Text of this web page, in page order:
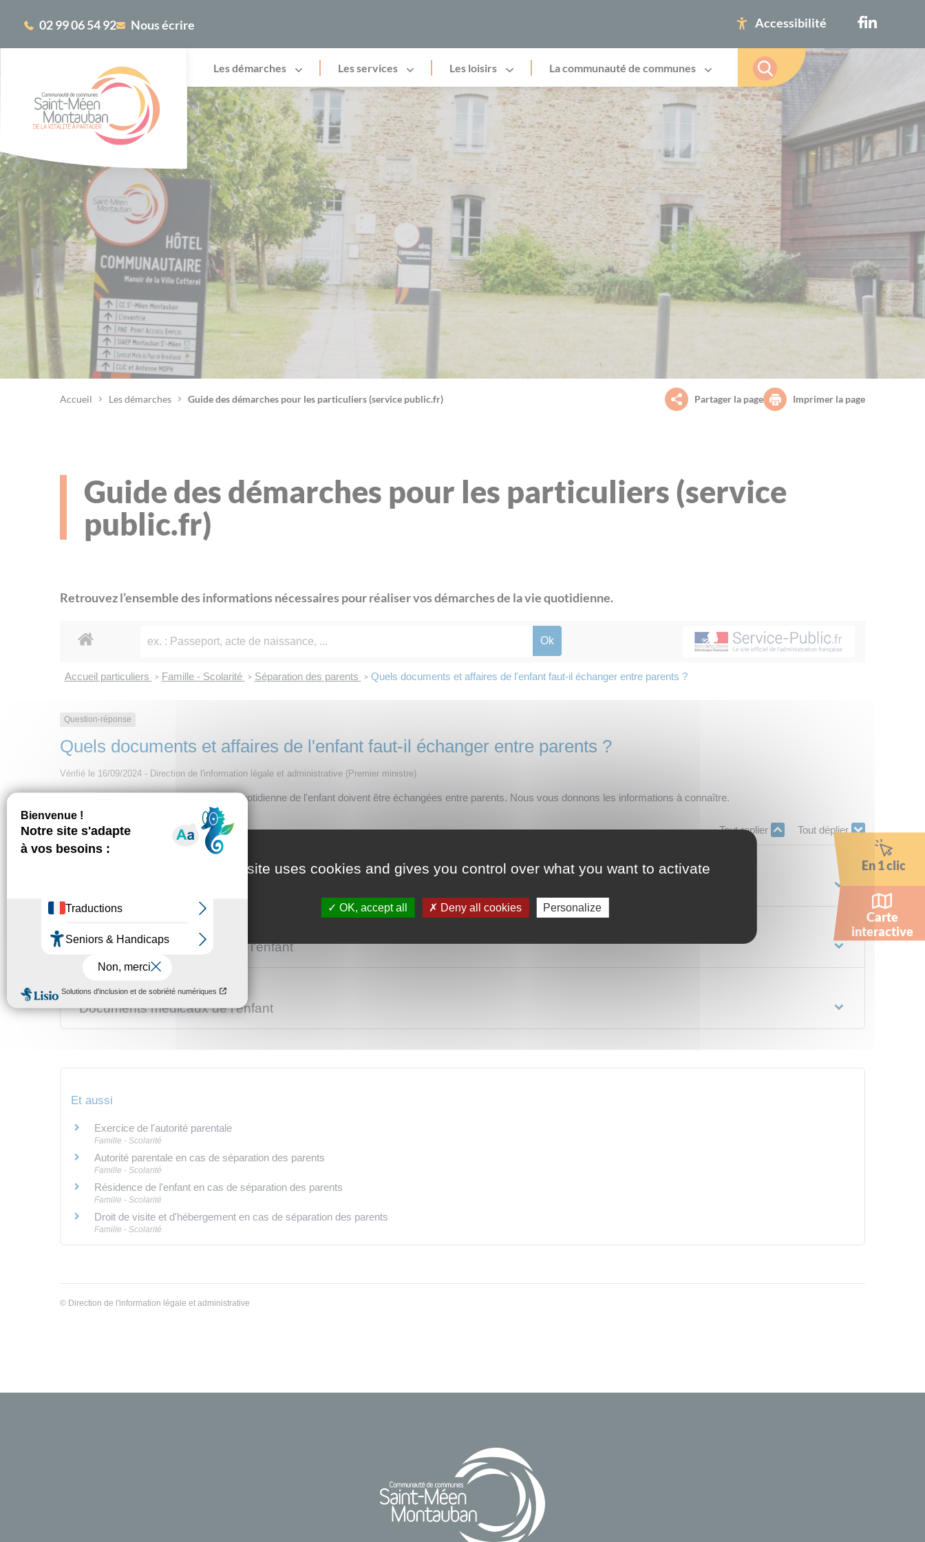
02 99 06 54 92 Nous écrire Accessibilité
Les démarches Les services Les loisirs La communauté de communes
Accueil Les démarches Guide des démarches pour les particuliers (service public.fr) Partager la page Imprimer la page
Guide des démarches pour les particuliers (service
public.fr)
Retrouvez l’ensemble des informations nécessaires pour réaliser vos démarches de la vie quotidienne.
Accueil particuliers > Famille - Scolarité > Séparation des parents > Quels documents et affaires de l'enfant faut-il échanger entre parents ?
Question-réponse
Quels documents et affaires de l'enfant faut-il échanger entre parents ?
Vérifié le 16/09/2024 - Direction de l'information légale et administrative (Premier ministre)
Toutes les affaires nécessaires à la vie quotidienne de l'enfant doivent être échangées entre parents. Nous vous donnons les informations à connaître.
Tout replier Tout déplier
Documents administratifs de l'enfant
Documents médicaux de l'enfant
Et aussi
Exercice de l'autorité parentale
Famille - Scolarité
Autorité parentale en cas de séparation des parents
Famille - Scolarité
Résidence de l'enfant en cas de séparation des parents
Famille - Scolarité
Droit de visite et d'hébergement en cas de séparation des parents
Famille - Scolarité
© Direction de l'information légale et administrative
En 1 clic
Carte
interactive
This site uses cookies and gives you control over what you want to activate
OK, accept all Deny all cookies Personalize